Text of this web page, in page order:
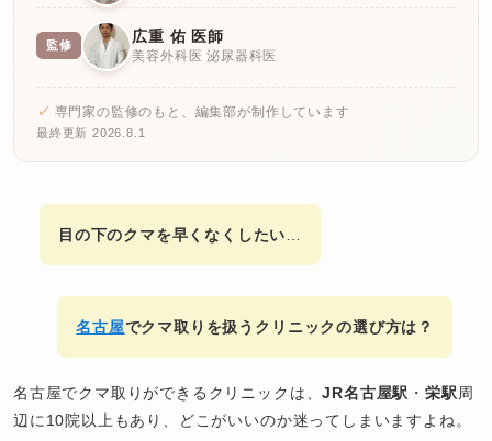
監修 広重 佑 医師
美容外科医 泌尿器科医
専門家の監修のもと、編集部が制作しています
最終更新 2026.8.1
目の下のクマを早くなくしたい
名古屋でクマ取りを扱うクリニックの選び方は？
名古屋でクマ取りができるクリニックは、JR名古屋駅 ・ 栄駅 周
辺に10院以上もあり、どこがいいのか迷ってしまいますよね。